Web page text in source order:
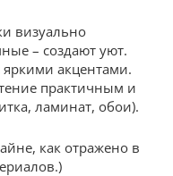
визуально
– создают уют.
яркими акцентами.
практичным и
ламинат, обои).
как отражено в